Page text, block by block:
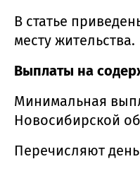
В статье
месту жительства.
Выплаты на
Минимальная
Новосибирской
Перечисляют